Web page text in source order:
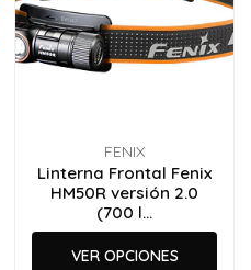
FENIX
Linterna Frontal Fenix
HM50R versión 2.0
(700 l...
VER OPCIONES